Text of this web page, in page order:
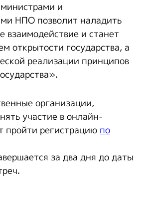
и
НПО позволит наладить
взаимодействие и станет
открытости государства, а
реализации принципов
организации,
участие в онлайн-
пройти регистрацию по
за два дня до даты